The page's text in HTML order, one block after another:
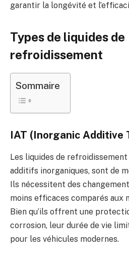
garantir la longévité et
Types de liquides de
refroidissement
Sommaire
IAT (Inorganic Additive
Les liquides de refroidissement
additifs inorganiques, sont de
Ils nécessitent des
moins efficaces comparés aux
Bien qu’ils offrent une
corrosion, leur durée de vie
pour les véhicules modernes.